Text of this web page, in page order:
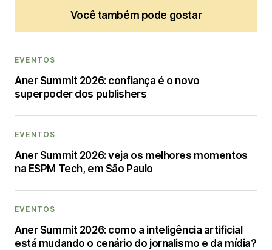
Você também pode gostar
EVENTOS
Aner Summit 2026: confiança é o novo
superpoder dos publishers
EVENTOS
Aner Summit 2026: veja os melhores momentos
na ESPM Tech, em São Paulo
EVENTOS
Aner Summit 2026: como a inteligência artificial
está mudando o cenário do jornalismo e da mídia?